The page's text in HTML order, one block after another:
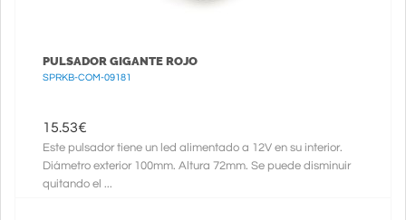
PULSADOR GIGANTE ROJO
SPRKB-COM-09181
15.53€
Este pulsador tiene un led alimentado a 12V en su interior.
Diámetro exterior 100mm. Altura 72mm. Se puede disminuir
quitando el ...